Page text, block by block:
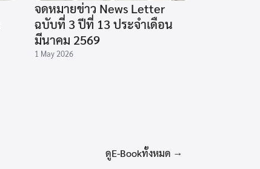
จดหมายข่าว News Letter
ฉบับที่ 3 ปีที่ 13 ประจำเดือน
มีนาคม 2569
1 May 2026
ดูE-Bookทั้งหมด →